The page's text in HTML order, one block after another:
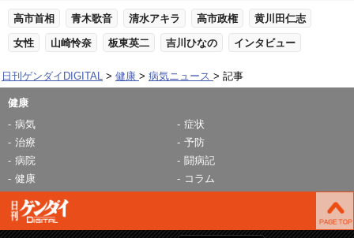
高市首相 青木歌音 清水アキラ 高市政権 黄川田仁志
女性 山崎怜奈 板東英二 吉川ひなの インタビュー
日刊ゲンダイDIGITAL 健康 病気ニュース 記事
健康
病気
症状
治療
予防
病院
闘病記
健康
コラム